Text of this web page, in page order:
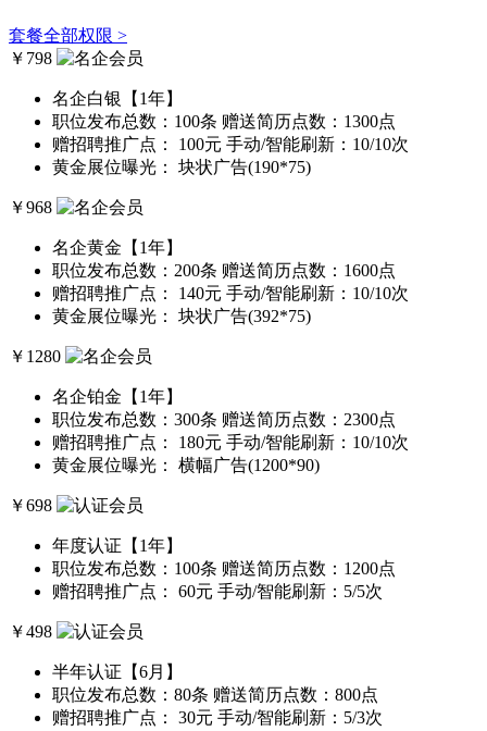
套餐全部权限 >
￥ 798
名企白银【1年】
职位发布总数：100条 赠送简历点数：1300点
赠招聘推广点： 100元 手动/智能刷新：10/10次
黄金展位曝光： 块状广告(190*75)
￥968
名企黄金【1年】
职位发布总数：200条 赠送简历点数：1600点
赠招聘推广点： 140元 手动/智能刷新：10/10次
黄金展位曝光： 块状广告(392*75)
￥ 1280
名企铂金【1年】
职位发布总数：300条 赠送简历点数：2300点
赠招聘推广点： 180元 手动/智能刷新：10/10次
黄金展位曝光： 横幅广告(1200*90)
￥698
年度认证【1年】
职位发布总数：100条 赠送简历点数：1200点
赠招聘推广点： 60元 手动/智能刷新：5/5次
￥498
半年认证【6月】
职位发布总数：80条 赠送简历点数：800点
赠招聘推广点： 30元 手动/智能刷新：5/3次